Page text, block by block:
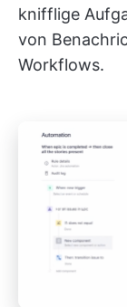
knifflige
von
Workflows.